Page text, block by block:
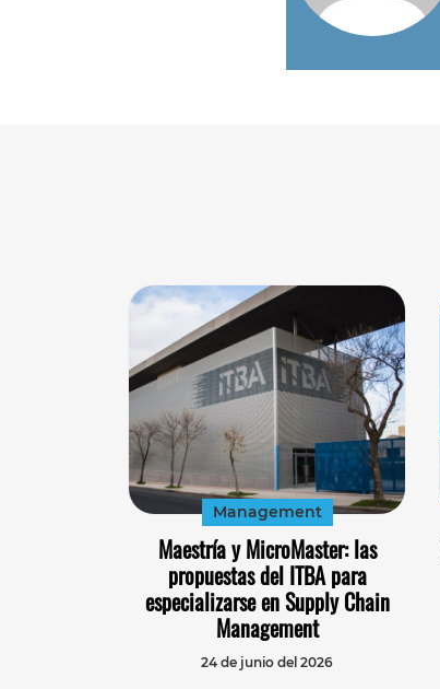
Management
Maestría y MicroMaster: las
propuestas del ITBA para
especializarse en Supply Chain
Management
24 de junio del 2026